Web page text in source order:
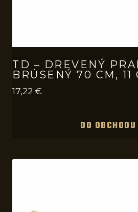
TD – DREVENÝ
BRÚSENÝ 70 CM, 11
17,22 €
DO